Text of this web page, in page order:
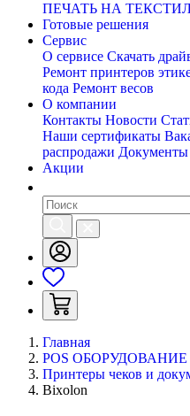
ПЕЧАТЬ НА
Готовые решения
Сервис
О сервисе Скачать
Ремонт принтеров
кода Ремонт весов
О компании
Контакты Новости
Наши сертификаты
распродажи Документы
Акции
Главная
POS ОБОРУДОВАНИЕ
Принтеры чеков и
Bixolon